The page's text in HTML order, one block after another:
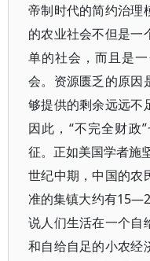
帝制时代的简约治理
的农业社会不但是一
单的社会，而且是
会。资源匮乏的原因
够提供的剩余远远不
因此，“不完全财政
征。正如美国学者施
世纪中期，中国的农
准的集镇大约有
说人们生活在一个自
和自给自足的小农经